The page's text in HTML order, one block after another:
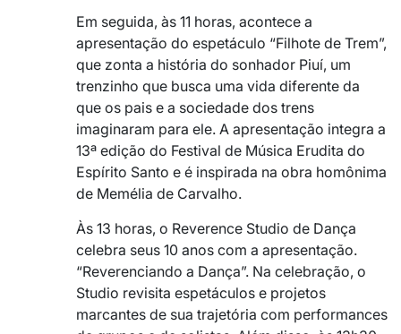
Em seguida, às 11 horas, acontece a
apresentação do espetáculo “Filhote de Trem”,
que zonta a história do sonhador Piuí, um
trenzinho que busca uma vida diferente da
que os pais e a sociedade dos trens
imaginaram para ele. A apresentação integra a
13ª edição do Festival de Música Erudita do
Espírito Santo e é inspirada na obra homônima
de Memélia de Carvalho.
Às 13 horas, o Reverence Studio de Dança
celebra seus 10 anos com a apresentação.
“Reverenciando a Dança”. Na celebração, o
Studio revisita espetáculos e projetos
marcantes de sua trajetória com performances